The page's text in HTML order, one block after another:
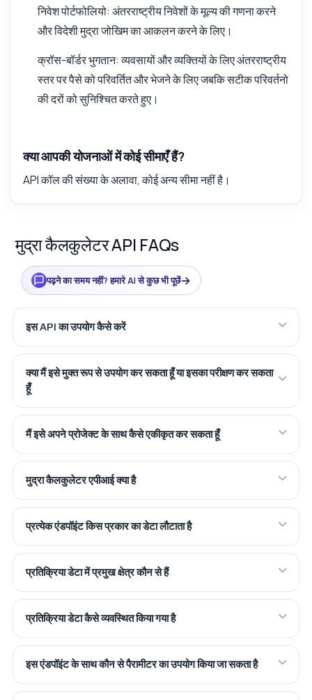
निवेश पोर्टफोलियो: अंतरराष्ट्रीय निवेशों के मूल्य की गणना करने
और विदेशी मुद्रा जोखिम का आकलन करने के लिए।
क्रॉस-बॉर्डर भुगतान: व्यवसायों और व्यक्तियों के लिए अंतरराष्ट्रीय
स्तर पर पैसे को परिवर्तित और भेजने के लिए जबकि सटीक परिवर्तनो
की दरों को सुनिश्चित करते हुए।
क्या आपकी योजनाओं में कोई सीमाएँ हैं?
API कॉल की संख्या के अलावा, कोई अन्य सीमा नहीं है।
मुद्रा कैलकुलेटर API FAQs
पढ़ने का समय नहीं? हमारे AI से कुछ भी पूछें→
इस API का उपयोग कैसे करें
क्या मैं इसे मुक्त रूप से उपयोग कर सकता हूँ या इसका परीक्षण कर सकता
हूँ
मैं इसे अपने प्रोजेक्ट के साथ कैसे एकीकृत कर सकता हूँ
मुद्रा कैलकुलेटर एपीआई क्या है
प्रत्येक एंडपॉइंट किस प्रकार का डेटा लौटाता है
प्रतिक्रिया डेटा में प्रमुख क्षेत्र कौन से हैं
प्रतिक्रिया डेटा कैसे व्यवस्थित किया गया है
इस एंडपॉइंट के साथ कौन से पैरामीटर का उपयोग किया जा सकता है